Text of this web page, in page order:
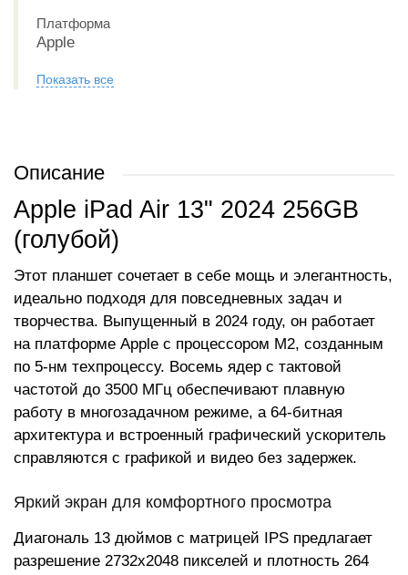
Платформа
Apple
Показать все
Описание
Apple iPad Air 13" 2024 256GB
(голубой)
Этот планшет сочетает в себе мощь и элегантность,
идеально подходя для повседневных задач и
творчества. Выпущенный в 2024 году, он работает
на платформе Apple с процессором M2, созданным
по 5-нм техпроцессу. Восемь ядер с тактовой
частотой до 3500 МГц обеспечивают плавную
работу в многозадачном режиме, а 64-битная
архитектура и встроенный графический ускоритель
справляются с графикой и видео без задержек.
Яркий экран для комфортного просмотра
Диагональ 13 дюймов с матрицей IPS предлагает
разрешение 2732x2048 пикселей и плотность 264